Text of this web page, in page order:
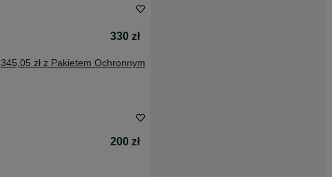
330 zł
345,05 zł z Pakietem Ochronnym
200 zł